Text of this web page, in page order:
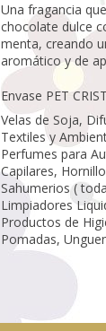
Una fragancia
chocolate dulce
menta, creando
aromático y de
Envase PET
Velas de Soja,
Textiles y
Perfumes para
Capilares,
Sahumerios (
Limpiadores
Productos de
Pomadas,